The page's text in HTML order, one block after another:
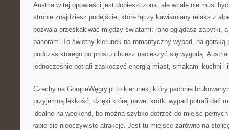
Austria w tej opowieści jest dopieszczona, ale wcale nie musi
stronie znajdziesz podejście, które łączy kawiarniany relaks z
pozwala przeskakiwać między światami: rano oglądasz zabytki,
panoram. To świetny kierunek na romantyczny wypad, na górską
podczas którego po prostu chcesz nacieszyć się wygodą.
jednocześnie potrafi zaskoczyć energią miast, smakami kuchni i
Czechy na GorąceWęgry.pl to kierunek, który pachnie
przyjemną lekkość, dzięki której nawet krótki wypad potrafi dać
idealne na weekend, bo można szybko dotrzeć do miejsc
łapie się nieoczywiste atrakcje. Jest tu miejsce zarówno na